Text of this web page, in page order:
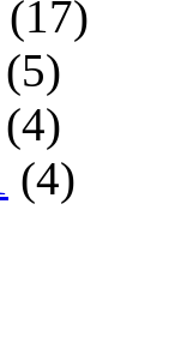
(17)
(5)
(4)
(4)